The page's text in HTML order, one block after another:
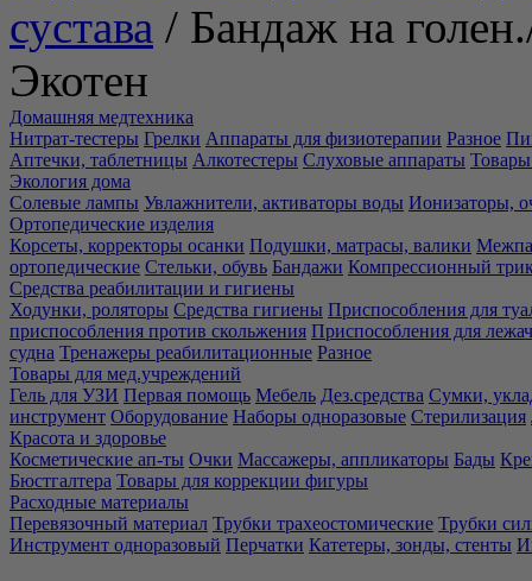
сустава / Бандаж на
Экотен
Домашняя медтехника
Нитрат-тестеры Грелки Аппараты для физиотерапии Разное
Аптечки, таблетницы Алкотестеры Слуховые аппараты Товары
Экология дома
Солевые лампы Увлажнители, активаторы воды Ионизаторы,
Ортопедические изделия
Корсеты, корректоры осанки Подушки, матрасы, валики
ортопедические Стельки, обувь Бандажи Компрессионный
Средства реабилитации и гигиены
Ходунки, роляторы Средства гигиены Приспособления для
приспособления против скольжения Приспособления для
судна Тренажеры реабилитационные Разное
Товары для мед.учреждений
Гель для УЗИ Первая помощь Мебель Дез.средства Сумки,
инструмент Оборудование Наборы одноразовые Стерилизация
Красота и здоровье
Косметические ап-ты Очки Массажеры, аппликаторы Бады
Бюстгалтера Товары для коррекции фигуры
Расходные материалы
Перевязочный материал Трубки трахеостомические Трубки
Инструмент одноразовый Перчатки Катетеры, зонды, стенты